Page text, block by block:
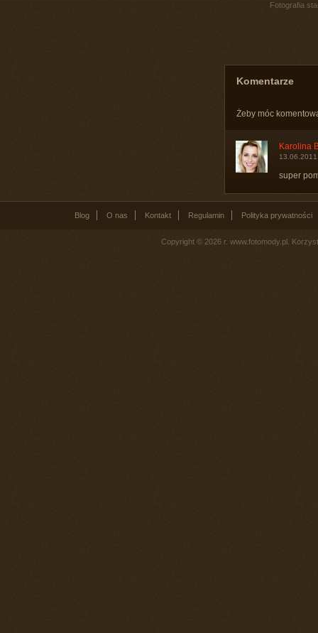
Fotografia
Komentarze
Żeby móc
Karolina
super
Blog O nas Kontakt Regulamin Polityka prywatności
Copyright © 2026 r. www.fotomody.pl.